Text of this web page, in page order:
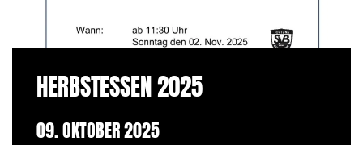
HERBSTESSEN 2025
09. OKTOBER 2025